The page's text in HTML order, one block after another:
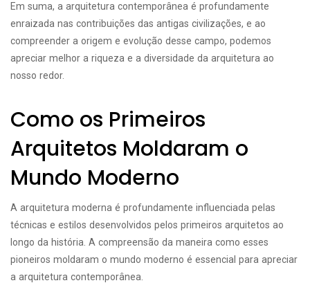
Em suma, a arquitetura contemporânea é profundamente
enraizada nas contribuições das antigas civilizações, e ao
compreender a origem e evolução desse campo, podemos
apreciar melhor a riqueza e a diversidade da arquitetura ao
nosso redor.
Como os Primeiros
Arquitetos Moldaram o
Mundo Moderno
A arquitetura moderna é profundamente influenciada pelas
técnicas e estilos desenvolvidos pelos primeiros arquitetos ao
longo da história. A compreensão da maneira como esses
pioneiros moldaram o mundo moderno é essencial para apreciar
a arquitetura contemporânea.